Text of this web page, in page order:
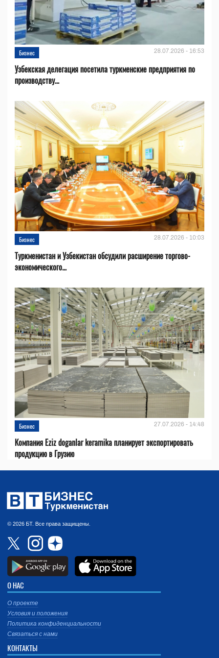
Бизнес 28.07.2026 - 16:53
Узбекская делегация посетила туркменские предприятия по
производству...
Бизнес 28.07.2026 - 10:03
Туркменистан и Узбекистан обсудили расширение торгово-
экономического...
Бизнес 27.07.2026 - 14:48
Компания Eziz doganlar keramika планирует экспортировать
продукцию в Грузию
© 2026 БТ. Все права защищены.
О НАС
О проекте
Условия и положения
Политика конфиденциальности
Связаться с нами
КОНТАКТЫ